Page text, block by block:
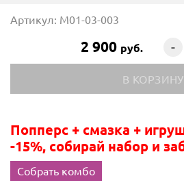
Артикул: M01-03-003
2 900 руб. -
Попперс + смазка +
-15%, собирай набор и
Собрать комбо